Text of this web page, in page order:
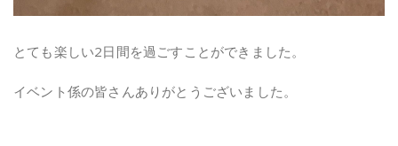
とても楽しい2日間を過ごすことができました。
イベント係の皆さんありがとうございました。